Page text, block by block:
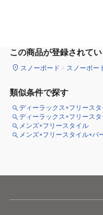
この商品が登録されて
スノーボード スノーボー
類似条件で探す
ディーラックス×フリース
ディーラックス×フリース
メンズ×フリースタイル
メンズ×フリースタイル×パ